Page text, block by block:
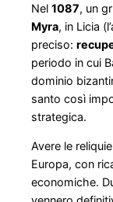
Nel 1087, un
Myra, in Licia
preciso:
periodo in cui
dominio
santo così
strategica.
Avere le
Europa, con
economiche.